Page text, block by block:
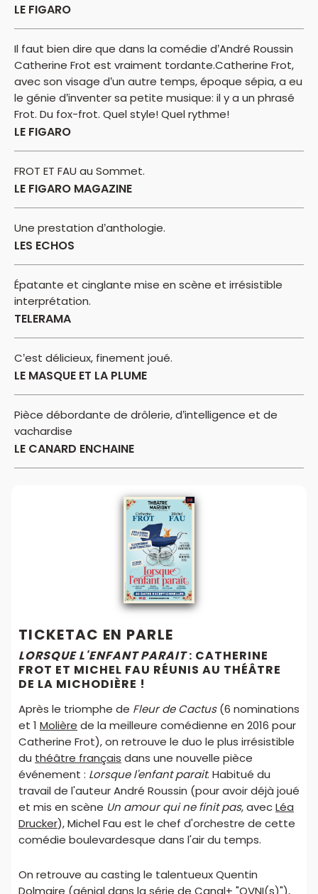
LE FIGARO
Il faut bien dire que dans la comédie d’André Roussin
Catherine Frot est vraiment tordante.Catherine Frot,
avec son visage d’un autre temps, époque sépia, a eu
le génie d’inventer sa petite musique: il y a un phrasé
Frot. Du fox-frot. Quel style! Quel rythme!
LE FIGARO
FROT ET FAU au Sommet.
LE FIGARO MAGAZINE
Une prestation d’anthologie.
LES ECHOS
Épatante et cinglante mise en scène et irrésistible
interprétation.
TELERAMA
C’est délicieux, finement joué.
LE MASQUE ET LA PLUME
Pièce débordante de drôlerie, d’intelligence et de
vachardise
LE CANARD ENCHAINE
TICKETAC EN PARLE
LORSQUE L'ENFANT PARAIT: CATHERINE
FROT ET MICHEL FAU RÉUNIS AU THÉÂTRE
DE LA MICHODIÈRE !
Après le triomphe de Fleur de Cactus(6 nominations
et 1 Molière de la meilleure comédienne en 2016 pour
Catherine Frot), on retrouve le duo le plus irrésistible
du théâtre français dans une nouvelle pièce
événement : Lorsque l'enfant parait. Habitué du
travail de l'auteur André Roussin (pour avoir déjà joué
et mis en scène Un amour qui ne finit pas, avecLéa
Drucker), Michel Fau est le chef d'orchestre de cette
comédie boulevardesque dans l'air du temps.
On retrouve au casting le talentueux Quentin
Dolmaire (génial dans la série de Canal+ "OVNI(s)"),